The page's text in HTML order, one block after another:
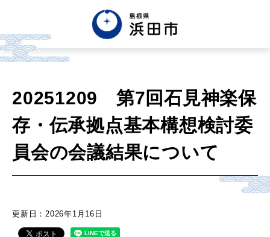
한글 Tiếng việt Tagalog
市政情報
健康・福祉・子育て
20251209 第7回石見神楽保
存・伝承拠点基本構想検討委
員会の会議結果について
更新日：2026年1月16日